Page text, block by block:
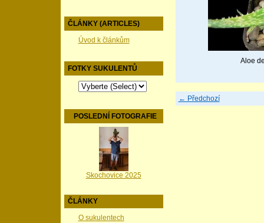
ČLÁNKY (ARTICLES)
Úvod k článkům
FOTKY SUKULENTŮ
POSLEDNÍ FOTOGRAFIE
Skochovice 2025
ČLÁNKY
O sukulentech
Aloe
← Předchozí